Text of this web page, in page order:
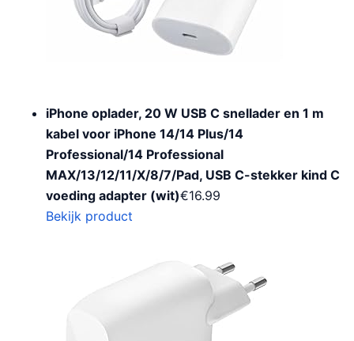
iPhone oplader, 20 W USB C snellader en 1 m
kabel voor iPhone 14/14 Plus/14
Professional/14 Professional
MAX/13/12/11/X/8/7/Pad, USB C-stekker kind C
voeding adapter (wit)€16.99
Bekijk product